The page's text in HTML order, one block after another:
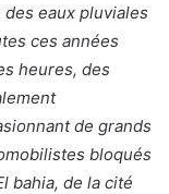
des eaux pluviales
ces années
heures, des
de grands
bloqués
bahia, de la cité